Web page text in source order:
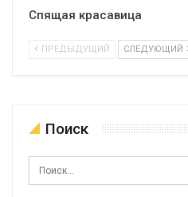
Спящая красавица
ПРЕДЫДУЩИЙ СЛЕДУЮЩИЙ
Поиск